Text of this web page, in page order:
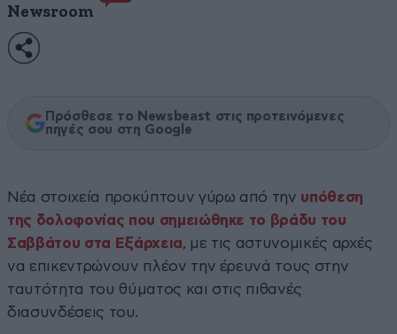
Newsroom
Πρόσθεσε το Newsbeast στις προτεινόμενες
πηγές σου στη Google
Νέα στοιχεία προκύπτουν γύρω από την υπόθεση
της δολοφονίας που σημειώθηκε το βράδυ του
Σαββάτου στα Εξάρχεια, με τις αστυνομικές αρχές
να επικεντρώνουν πλέον την έρευνά τους στην
ταυτότητα του θύματος και στις πιθανές
διασυνδέσεις του.